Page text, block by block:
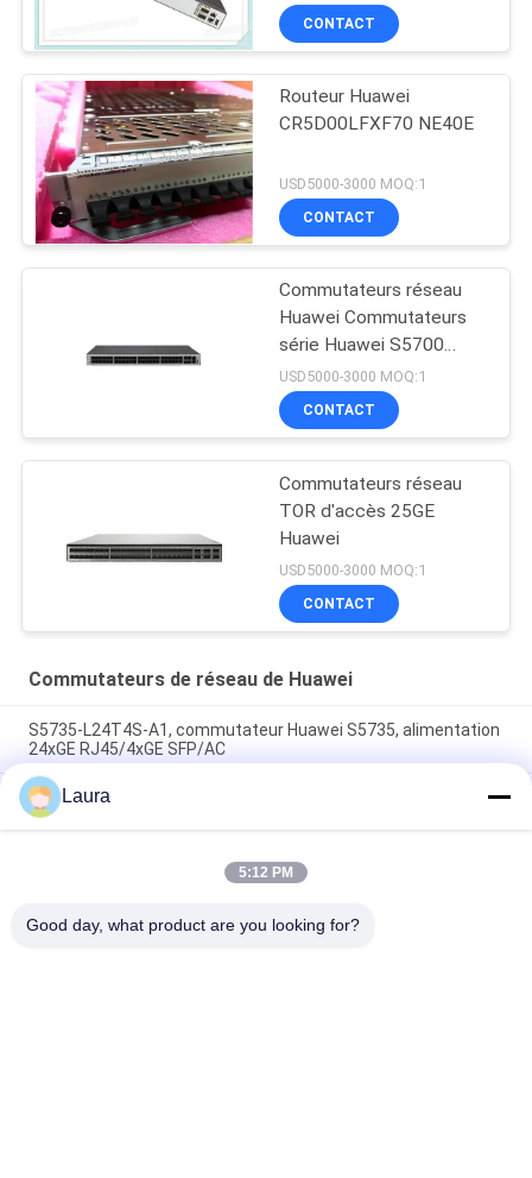
AC Huawei 24x10 met en
communication
CONTACT
Routeur Huawei
CR5D00LFXF70 NE40E
USD5000-3000 MOQ:1
CONTACT
Commutateurs réseau
Huawei Commutateurs
série Huawei S5700
S5735-L48P4X-A
USD5000-3000 MOQ:1
CONTACT
Commutateurs réseau
TOR d'accès 25GE
Huawei
USD5000-3000 MOQ:1
CONTACT
Commutateurs de réseau de Huawei
S5735-L24T4S-A1, commutateur Huawei S5735, alimentation
24xGE RJ45/4xGE SFP/AC
CE6863E-48S6CQ Huawei CloudEngine 6800 48*25G SFP28,
6*100G QSFP28, 2* alimentation en courant alternatif,
sortie/entrée d'air côté port
Le débit d'air est supérieur ou égal à la valeur de l'air émis par
Laura
5:12 PM
Good day, what product are you looking for?